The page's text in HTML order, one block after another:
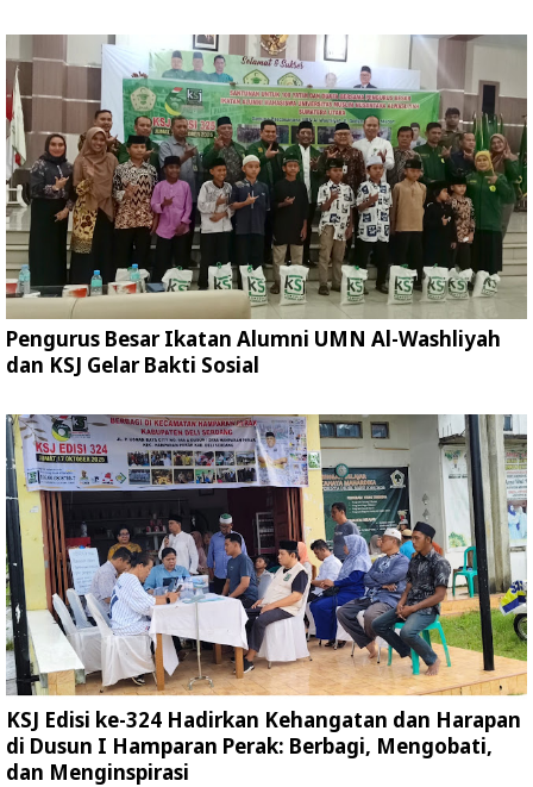
Pengurus Besar Ikatan Alumni UMN Al-Washliyah
dan KSJ Gelar Bakti Sosial
KSJ Edisi ke-324 Hadirkan Kehangatan dan Harapan
di Dusun I Hamparan Perak: Berbagi, Mengobati,
dan Menginspirasi